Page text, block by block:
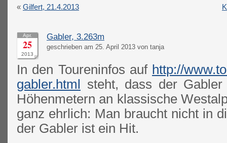
« Gilfert, 21.4.2013
Apr.
25
2013
Gabler, 3.263m
geschrieben am 25. April 2013 von tanja
In den Toureninfos auf http://
gabler.html
steht, dass der
Höhenmetern an klassische
ganz ehrlich: Man braucht nicht in
der Gabler ist ein Hit.